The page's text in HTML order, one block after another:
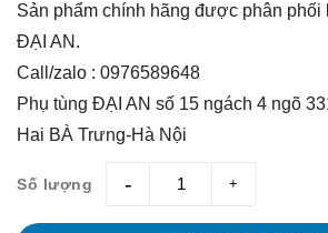
Sản phẩm chính hãng được phân phối
ĐẠI AN.
Call/zalo : 0976589648
Phụ tùng ĐẠI AN số 15 ngách 4 ngõ
Hai BÀ Trưng-Hà Nội
Số lượng giam tang